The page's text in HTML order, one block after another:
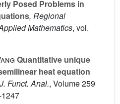
Posed Problems in
, Regional
Mathematics, vol.
Quantitative unique
heat equation
Funct. Anal., Volume 259